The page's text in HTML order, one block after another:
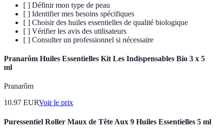
[ ] Définir mon type de peau
[ ] Identifier mes besoins spécifiques
[ ] Choisir des huiles essentielles de qualité biologique
[ ] Vérifier les avis des utilisateurs
[ ] Consulter un professionnel si nécessaire
Pranarôm Huiles Essentielles Kit Les Indispensables Bio 3 x 5
ml
Pranarôm
10.97 EURVoir le prix
Puressentiel Roller Maux de Tête Aux 9 Huiles Essentielles 5 ml